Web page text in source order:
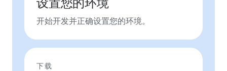
设置您的环境
开始开发并正确设置您的环境。
下载